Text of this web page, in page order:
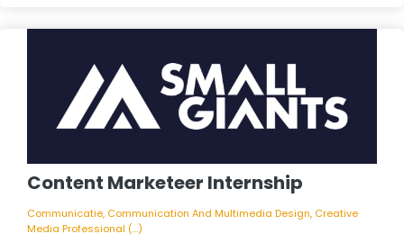
Content Marketeer Internship
Communicatie, Communication And Multimedia Design, Creative
Media Professional (...)